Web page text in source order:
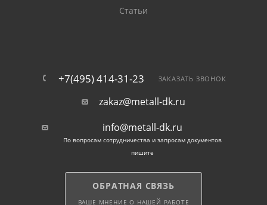
Статьи
+7(495) 414-31-23 ЗАКАЗАТЬ ЗВОНОК
zakaz@metall-dk.ru
info@metall-dk.ru
По вопросам сотрудничества и запросам документов
пишите
ОБРАТНАЯ СВЯЗЬ
ВАШЕ МНЕНИЕ О НАШЕЙ РАБОТЕ